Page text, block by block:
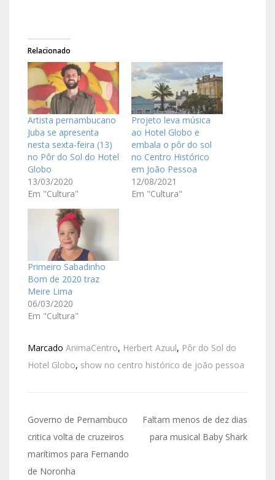
Relacionado
Artista pernambucano
Juba se apresenta
nesta sexta-feira (13)
no Pôr do Sol do Hotel
Globo
13/03/2020
Em "Cultura"
Projeto leva música
ao Hotel Globo e
embala o pôr do sol
no Centro Histórico
em João Pessoa
12/08/2021
Em "Cultura"
Primeiro Sabadinho
Bom de 2020 traz
Meire Lima
06/03/2020
Em "Cultura"
Marcado AnimaCentro, Herbert Azuul, Pôr do Sol do
Hotel Globo, show no centro histórico de joão pessoa
Governo de Pernambuco
critica volta de cruzeiros
marítimos para Fernando
de Noronha
Faltam menos de dez dias
para musical Baby Shark